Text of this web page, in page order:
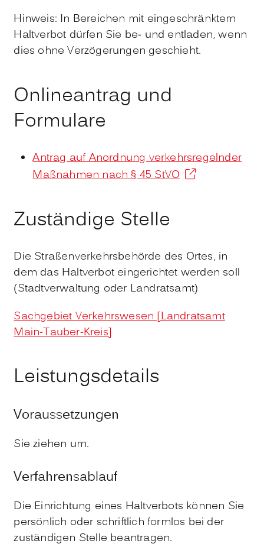
Hinweis: In Bereichen mit eingeschränktem
Haltverbot dürfen Sie be- und entladen, wenn
dies ohne Verzögerungen geschieht.
Onlineantrag und
Formulare
Antrag auf Anordnung verkehrsregelnder
Maßnahmen nach § 45 StVO
Zuständige Stelle
Die Straßenverkehrsbehörde des Ortes, in
dem das Haltverbot eingerichtet werden soll
(Stadtverwaltung oder Landratsamt)
Sachgebiet Verkehrswesen [Landratsamt
Main-Tauber-Kreis]
Leistungsdetails
Voraussetzungen
Sie ziehen um.
Verfahrensablauf
Die Einrichtung eines Haltverbots können Sie
persönlich oder schriftlich formlos bei der
zuständigen Stelle beantragen.